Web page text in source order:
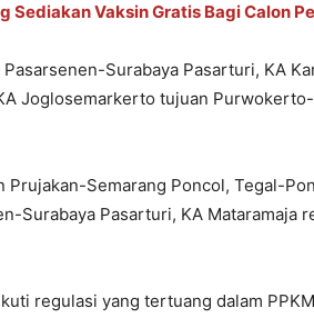
Sediakan Vaksin Gratis Bagi Calon
Surabaya Pasarturi, KA
Joglosemarkerto tujuan
Prujakan-Semarang Poncol, Tegal-
Surabaya Pasarturi, KA Mataramaja
regulasi yang tertuang dalam